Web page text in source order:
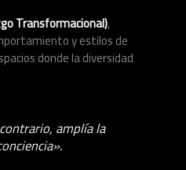
Transformacional),
y estilos de
donde la diversidad
amplía la